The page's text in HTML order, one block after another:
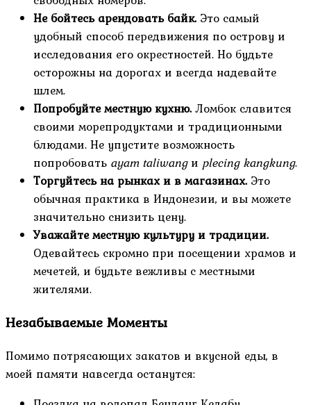
Не бойтесь арендовать байк. Это самый
удобный способ передвижения по острову и
исследования его окрестностей. Но будьте
осторожны на дорогах и всегда надевайте
шлем.
Попробуйте местную кухню.Ломбок славится
своими морепродуктами и традиционными
блюдами. Не упустите возможность
попробовать ayam taliwangи plecing kangkung.
Торгуйтесь на рынках и в магазинах. Это
обычная практика в Индонезии, и вы можете
значительно снизить цену.
Уважайте местную культуру и традиции.
Одевайтесь скромно при посещении храмов и
мечетей, и будьте вежливы с местными
жителями.
Незабываемые Моменты
Помимо потрясающих закатов и вкусной еды, в
моей памяти навсегда останутся: